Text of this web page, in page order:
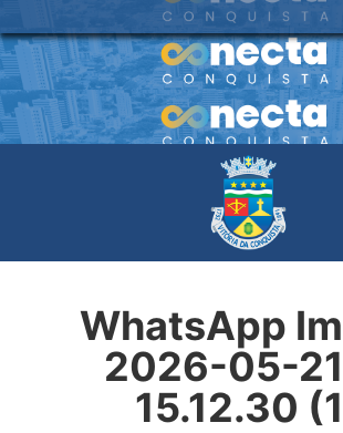
WhatsApp
2026-05-
15.12.30